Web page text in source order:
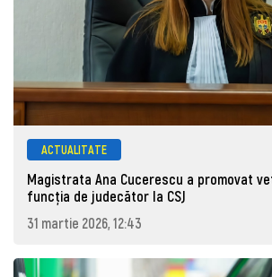
ACTUALITATE
Magistrata Ana Cucerescu a promovat
funcția de judecător la CSJ
31 martie 2026, 12:43